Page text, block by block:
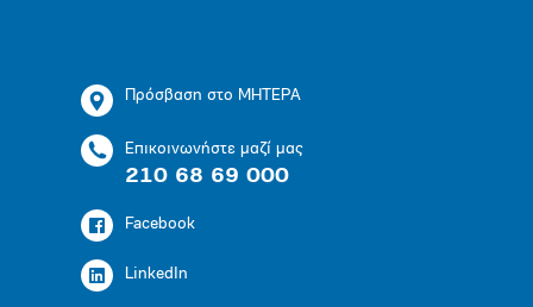
Πρόσβαση στο ΜΗΤΕΡΑ
Επικοινωνήστε μαζί μας
210 68 69 000
Facebook
LinkedIn